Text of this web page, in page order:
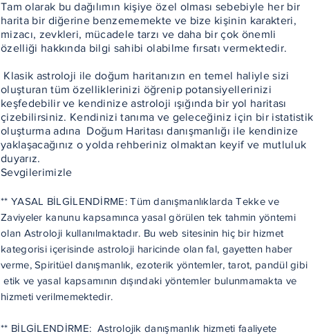
Tam olarak bu dağılımın kişiye özel olması sebebiyle her bir
harita bir diğerine benzememekte ve bize kişinin karakteri,
mizacı, zevkleri, mücadele tarzı ve daha bir çok önemli
özelliği hakkında bilgi sahibi olabilme fırsatı vermektedir.
Klasik astroloji ile doğum haritanızın en temel haliyle sizi
oluşturan tüm özelliklerinizi öğrenip potansiyellerinizi
keşfedebilir ve kendinize astroloji ışığında bir yol haritası
çizebilirsiniz. Kendinizi tanıma ve geleceğiniz için bir istatistik
oluşturma adına Doğum Haritası danışmanlığı ile kendinize
yaklaşacağınız o yolda rehberiniz olmaktan keyif ve mutluluk
duyarız.
Sevgilerimizle
** YASAL BİLGİLENDİRME: Tüm danışmanlıklarda Tekke ve
Zaviyeler kanunu kapsamınca yasal görülen tek tahmin yöntemi
olan Astroloji kullanılmaktadır. Bu web sitesinin hiç bir hizmet
kategorisi içerisinde astroloji haricinde olan fal, gayetten haber
verme, Spiritüel danışmanlık, ezoterik yöntemler, tarot, pandül gibi
etik ve yasal kapsamının dışındaki yöntemler bulunmamakta ve
hizmeti verilmemektedir.
** BİLGİLENDİRME: Astrolojik danışmanlık hizmeti faaliyete